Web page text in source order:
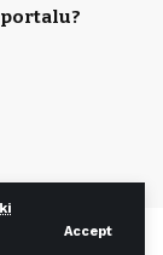
Accept
strony